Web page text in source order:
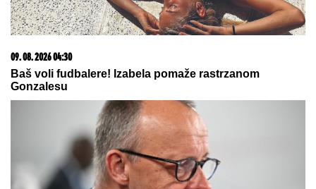
09. 08. 2026 04:30
Baš voli fudbalere! Izabela pomaže rastrzanom
Gonzalesu